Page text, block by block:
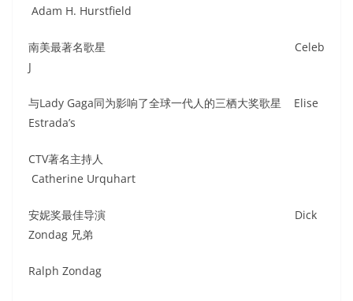
Adam H. Hurstfield
南美最著名歌星 Celeb
J
与Lady Gaga同为影响了全球一代人的三栖大奖歌星 Elise
Estrada’s
CTV著名主持人
Catherine Urquhart
安妮奖最佳导演 Dick
Zondag 兄弟
Ralph Zondag